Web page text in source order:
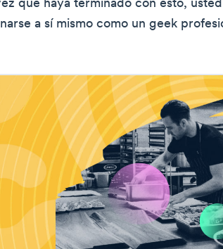
que haya terminado con esto,
a sí mismo como un geek